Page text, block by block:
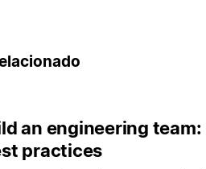
an engineering team:
practices